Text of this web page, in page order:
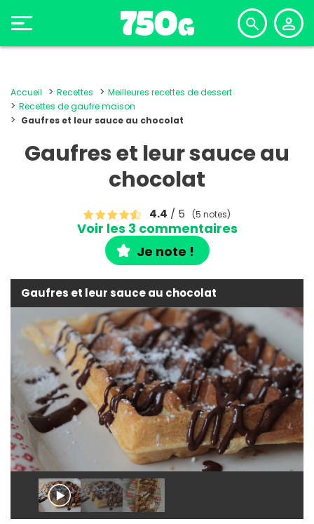
Accueil Recettes
Meilleures recettes de dessert
Recettes de gaufre maison
Gaufres et leur sauce au chocolat
Gaufres et leur sauce au
chocolat
4.4 / 5 (5 notes)
Voir les 3 commentaires
Je note !
Gaufres et leur sauce au chocolat